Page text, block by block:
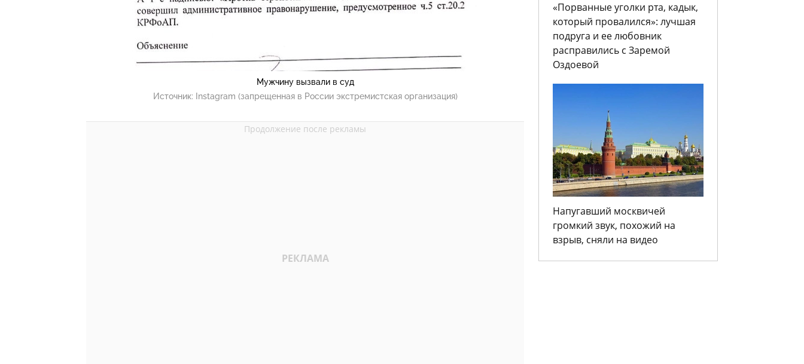
Мужчину вызвали в суд
Источник:
Instagram (запрещенная в России экстремистская организация)
«Порванные уголки рта, кадык,
который провалился»: лучшая
подруга и ее любовник
расправились с Заремой
Оздоевой
Напугавший москвичей
громкий звук, похожий на
взрыв, сняли на видео